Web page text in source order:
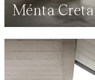
Ménta Creta